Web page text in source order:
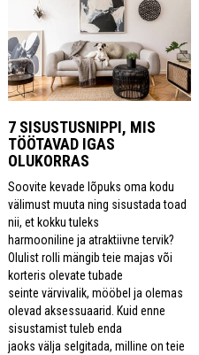
7 SISUSTUSNIPPI, MIS
TÖÖTAVAD IGAS
OLUKORRAS
Soovite kevade lõpuks oma kodu
välimust muuta ning sisustada toad
nii, et kokku tuleks
harmooniline ja atraktiivne tervik?
Olulist rolli mängib teie majas või
korteris olevate tubade
seinte värvivalik, mööbel ja olemas
olevad aksessuaarid. Kuid enne
sisustamist tuleb enda
jaoks välja selgitada, milline on teie